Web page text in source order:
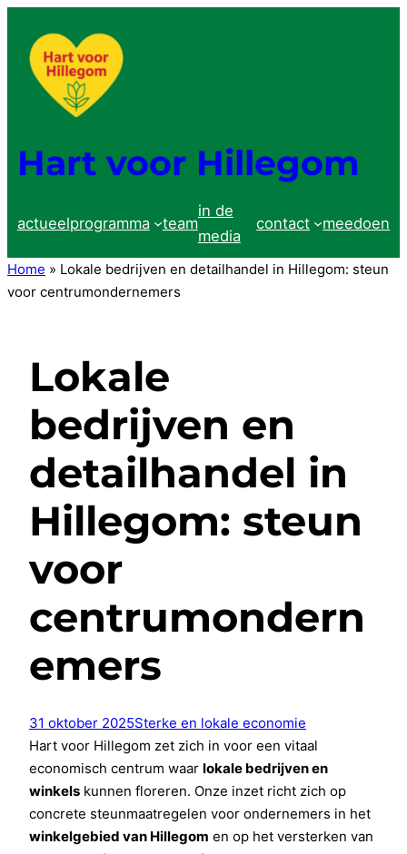
naar
inhoud
Hart voor Hillegom
actueelprogramma team
in de
media
contact meedoen
Home » Lokale bedrijven en detailhandel in Hillegom: steun
voor centrumondernemers
Lokale
bedrijven en
detailhandel in
Hillegom: steun
voor
centrumondern
emers
31 oktober 2025Sterke en lokale economie
Hart voor Hillegom zet zich in voor een vitaal
economisch centrum waar lokale bedrijven en
winkels kunnen floreren. Onze inzet richt zich op
concrete steunmaatregelen voor ondernemers in het
winkelgebied van Hillegom en op het versterken van